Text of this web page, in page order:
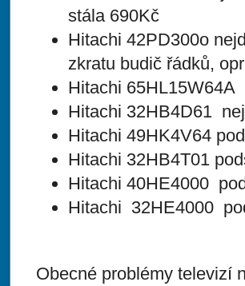
stála 690Kč
Hitachi 42PD300o
zkratu budič řádků,
Hitachi 65HL15W64A
Hitachi 32HB4D61
Hitachi 49HK4V64
Hitachi 32HB4T01
Hitachi 40HE4000
Hitachi 32HE4000
Obecné problémy televizí